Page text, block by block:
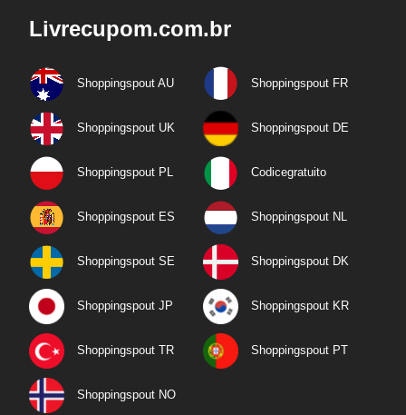
Livrecupom.com.br
Shoppingspout AU Shoppingspout FR
Shoppingspout UK Shoppingspout DE
Shoppingspout PL Codicegratuito
Shoppingspout ES Shoppingspout NL
Shoppingspout SE Shoppingspout DK
Shoppingspout JP Shoppingspout KR
Shoppingspout TR Shoppingspout PT
Shoppingspout NO